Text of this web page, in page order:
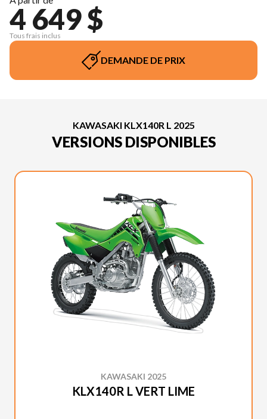
4 649 $
Tous frais inclus
DEMANDE DE PRIX
KAWASAKI KLX140R L 2025
VERSIONS DISPONIBLES
KAWASAKI 2025
KLX140R L VERT LIME